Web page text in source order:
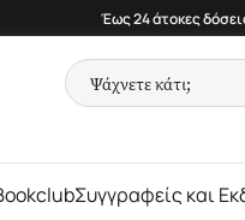
Έως 24 άτοκες
Συγγραφείς και